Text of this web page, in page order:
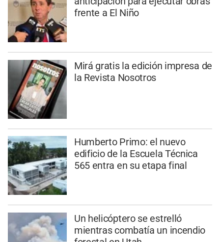
frente a El Niño
Mirá gratis la edición impresa de
la Revista Nosotros
Humberto Primo: el nuevo
edificio de la Escuela Técnica
565 entra en su etapa final
Un helicóptero se estrelló
mientras combatía un incendio